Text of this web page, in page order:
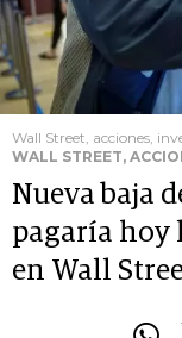
Wall Street, acciones,
WALL STREET,
Nueva baja
pagaría hoy
en Wall